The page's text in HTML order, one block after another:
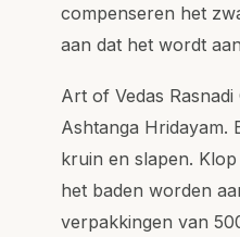
compenseren het
aan dat het wordt
Art of Vedas
Ashtanga Hridayam.
kruin en slapen.
het baden worden
verpakkingen van